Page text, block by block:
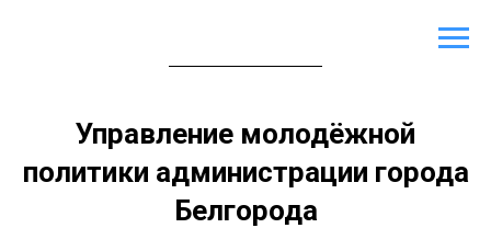
Управление молодёжной
политики администрации города
Белгорода